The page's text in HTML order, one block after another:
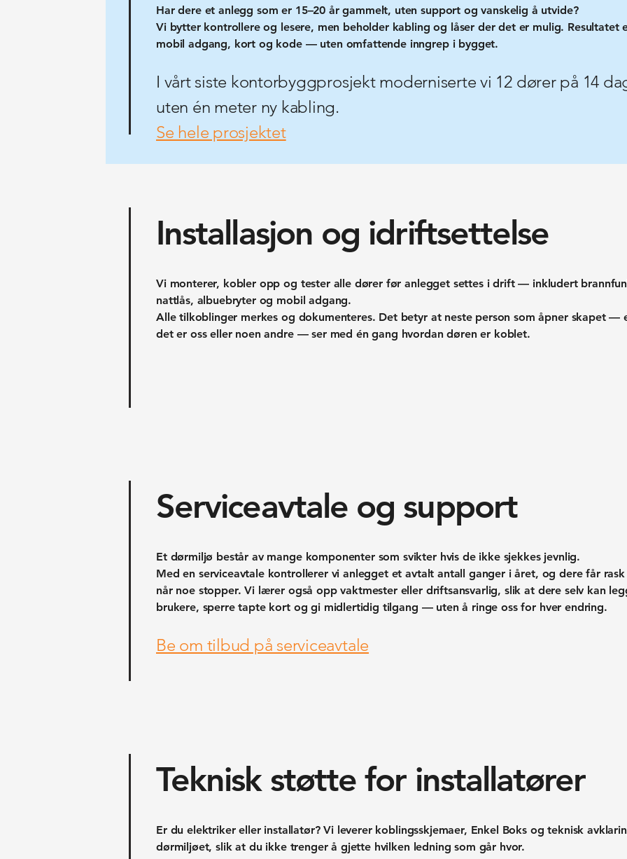
Har dere et anlegg som er 15–20 år gammelt, uten support og vanskelig å utvide?
Vi bytter kontrollere og lesere, men beholder kabling og låser der det er mulig. Resultatet
mobil adgang, kort og kode — uten omfattende inngrep i bygget.
I vårt siste kontorbyggprosjekt moderniserte vi 12 dører på 14
uten én meter ny kabling.
Se hele prosjektet
Installasjon og idriftsettelse
Vi monterer, kobler opp og tester alle dører før anlegget settes i drift — inkludert
nattlås, albuebryter og mobil adgang.
Alle tilkoblinger merkes og dokumenteres. Det betyr at neste person som åpner skapet —
det er oss eller noen andre — ser med én gang hvordan døren er koblet.
Serviceavtale og support
Et dørmiljø består av mange komponenter som svikter hvis de ikke sjekkes jevnlig.
Med en serviceavtale kontrollerer vi anlegget et avtalt antall ganger i året, og dere får
når noe stopper. Vi lærer også opp vaktmester eller driftsansvarlig, slik at dere selv kan
brukere, sperre tapte kort og gi midlertidig tilgang — uten å ringe oss for hver endring.
Be om tilbud på serviceavtale
Teknisk støtte for installatører
Er du elektriker eller installatør? Vi leverer koblingsskjemaer, Enkel Boks og teknisk
dørmiljøet, slik at du ikke trenger å gjette hvilken ledning som går hvor.